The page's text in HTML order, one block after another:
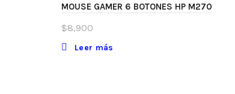
MOUSE GAMER 6 BOTONES HP M270
$8,900
Leer más